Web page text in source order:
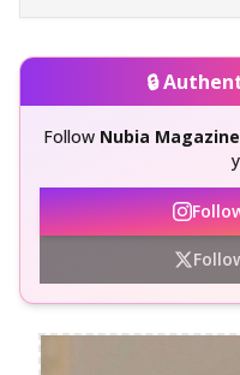
🔒
Follow Nubia Magazine